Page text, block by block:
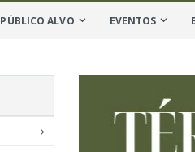
PÚBLICO ALVO EVENTOS